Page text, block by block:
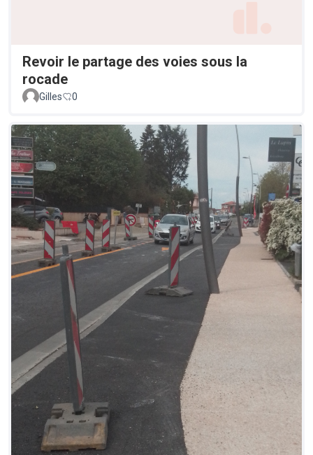
Revoir le partage des voies sous la
rocade
Gilles 0